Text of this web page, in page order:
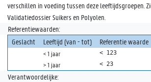
verschillen in voeding tussen deze leeftijdsgroepen. Zie
Validatiedossier Suikers en Polyolen.
Referentiewaarden:
Geslacht
Leeftijd (van - tot) Referentie waarde
< 1 jaar < 123
> 1 jaar
< 23
Verantwoordelijke: